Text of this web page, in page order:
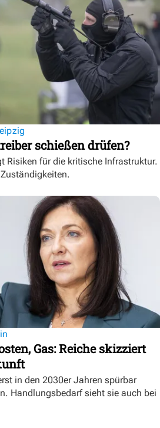
schießen drüfen?
Risiken für die kritische Infrastruktur.
Gas: Reiche skizziert
in den 2030er Jahren spürbar
Handlungsbedarf sieht sie auch bei